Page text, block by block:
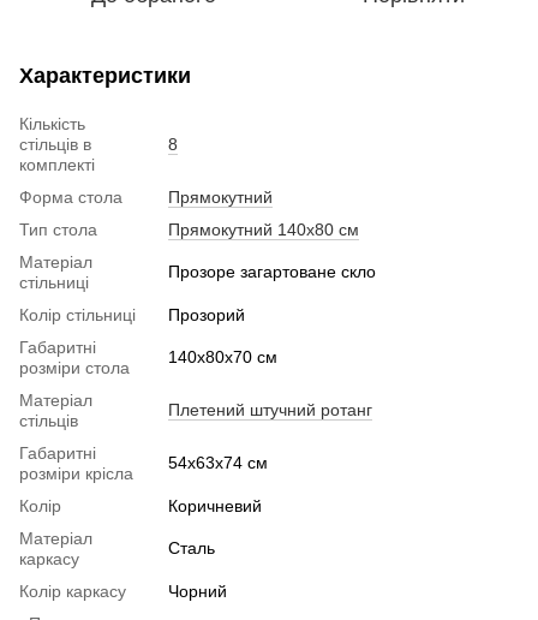
Характеристики
Кількість
стільців в
комплекті
8
Форма стола
Прямокутний
Тип стола
Прямокутний 140х80 см
Матеріал
стільниці
Прозоре загартоване скло
Колір стільниці
Прозорий
Габаритні
розміри стола
140x80x70 см
Матеріал
стільців
Плетений штучний ротанг
Габаритні
розміри крісла
54х63х74 см
Колір
Коричневий
Матеріал
каркасу
Сталь
Колір каркасу
Чорний